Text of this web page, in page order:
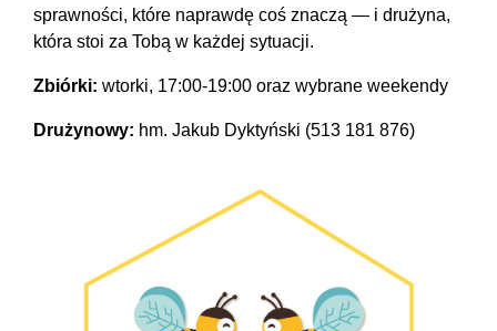
sprawności, które naprawdę coś znaczą — i drużyna,
która stoi za Tobą w każdej sytuacji.
Zbiórki: wtorki, 17:00-19:00 oraz wybrane weekendy
Drużynowy: hm. Jakub Dyktyński (513 181 876)